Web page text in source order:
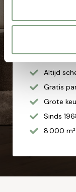
aanbetaling
Altijd
Gratis
Grote
Sinds
8.000